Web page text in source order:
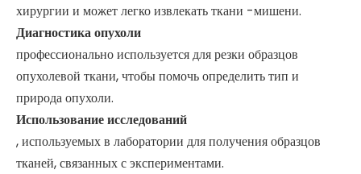
хирургии и может легко извлекать ткани -мишени.
Диагностика опухоли
профессионально используется для резки образцов
опухолевой ткани, чтобы помочь определить тип и
природа опухоли.
Использование исследований
, используемых в лаборатории для получения образцов
тканей, связанных с экспериментами.